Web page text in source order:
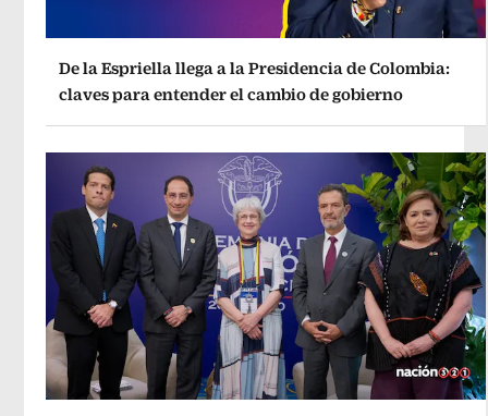
De la Espriella llega a la Presidencia de Colombia:
claves para entender el cambio de gobierno